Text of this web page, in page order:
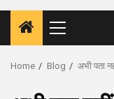
Primary
Menu
Home Blog अभी पता